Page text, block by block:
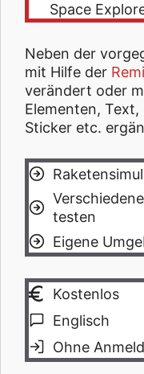
Space
Neben der
mit Hilfe der
verändert oder
Elementen, Text,
Sticker etc.
testen
Eigene
Kostenlos
Englisch
Ohne